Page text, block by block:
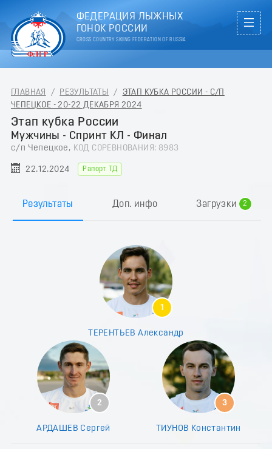
ФЕДЕРАЦИЯ ЛЫЖНЫХ
ГОНОК РОССИИ
CROSS COUNTRY SKIING FEDERATION OF RUSSIA
ГЛАВНАЯ / РЕЗУЛЬТАТЫ /
ЭТАП КУБКА РОССИИ - С/П
ЧЕПЕЦКОЕ - 20-22 ДЕКАБРЯ 2024
Этап кубка России
Мужчины - Спринт КЛ - Финал
с/п Чепецкое, КОД СОРЕВНОВАНИЯ: 8983
22.12.2024 Рапорт ТД
Результаты Доп. инфо Загрузки
2
1
ТЕРЕНТЬЕВ Александр
2
АРДАШЕВ Сергей
3
ТИУНОВ Константин